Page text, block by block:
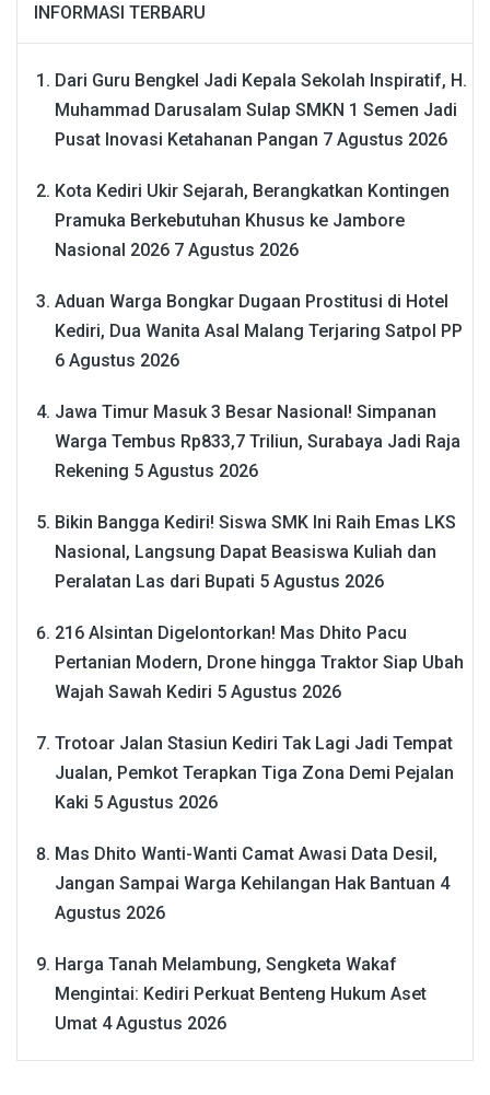
INFORMASI TERBARU
Dari Guru Bengkel Jadi Kepala Sekolah Inspiratif, H.
Muhammad Darusalam Sulap SMKN 1 Semen Jadi
Pusat Inovasi Ketahanan Pangan 7 Agustus 2026
Kota Kediri Ukir Sejarah, Berangkatkan Kontingen
Pramuka Berkebutuhan Khusus ke Jambore
Nasional 2026 7 Agustus 2026
Aduan Warga Bongkar Dugaan Prostitusi di Hotel
Kediri, Dua Wanita Asal Malang Terjaring Satpol PP
6 Agustus 2026
Jawa Timur Masuk 3 Besar Nasional! Simpanan
Warga Tembus Rp833,7 Triliun, Surabaya Jadi Raja
Rekening 5 Agustus 2026
Bikin Bangga Kediri! Siswa SMK Ini Raih Emas LKS
Nasional, Langsung Dapat Beasiswa Kuliah dan
Peralatan Las dari Bupati 5 Agustus 2026
216 Alsintan Digelontorkan! Mas Dhito Pacu
Pertanian Modern, Drone hingga Traktor Siap Ubah
Wajah Sawah Kediri 5 Agustus 2026
Trotoar Jalan Stasiun Kediri Tak Lagi Jadi Tempat
Jualan, Pemkot Terapkan Tiga Zona Demi Pejalan
Kaki 5 Agustus 2026
Mas Dhito Wanti-Wanti Camat Awasi Data Desil,
Jangan Sampai Warga Kehilangan Hak Bantuan 4
Agustus 2026
Harga Tanah Melambung, Sengketa Wakaf
Mengintai: Kediri Perkuat Benteng Hukum Aset
Umat 4 Agustus 2026